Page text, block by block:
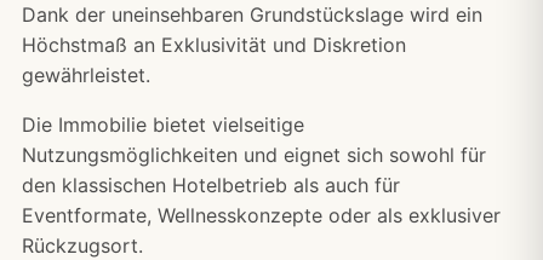
Dank der uneinsehbaren Grundstückslage wird ein
Höchstmaß an Exklusivität und Diskretion
gewährleistet.
Die Immobilie bietet vielseitige
Nutzungsmöglichkeiten und eignet sich sowohl für
den klassischen Hotelbetrieb als auch für
Eventformate, Wellnesskonzepte oder als exklusiver
Rückzugsort.